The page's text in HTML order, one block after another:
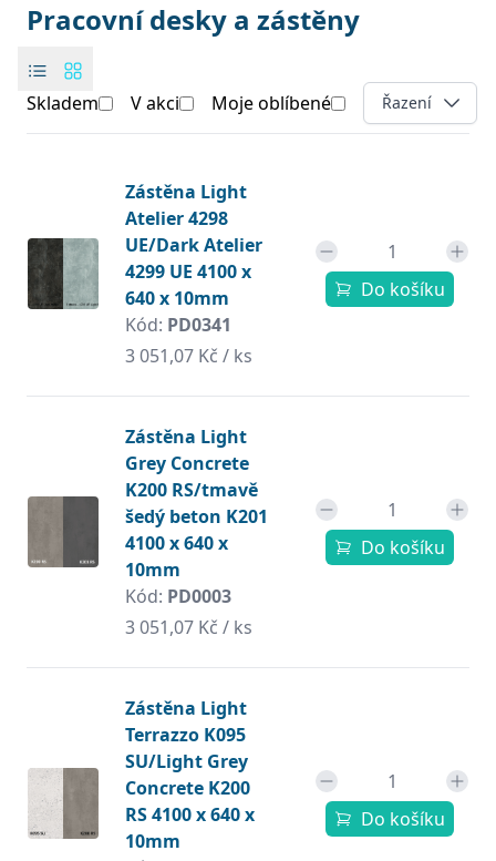
Pracovní desky a zástěny
Skladem V akci Moje oblíbené Open options
Řazení
Zástěna Light
Atelier 4298
UE/Dark Atelier
4299 UE 4100 x
640 x 10mm
Kód: PD0341
3 051,07 Kč / ks
Do košíku
Zástěna Light
Grey Concrete
K200 RS/tmavě
šedý beton K201
4100 x 640 x
10mm
Kód: PD0003
3 051,07 Kč / ks
Do košíku
Zástěna Light
Terrazzo K095
SU/Light Grey
Concrete K200
RS 4100 x 640 x
10mm
Do košíku